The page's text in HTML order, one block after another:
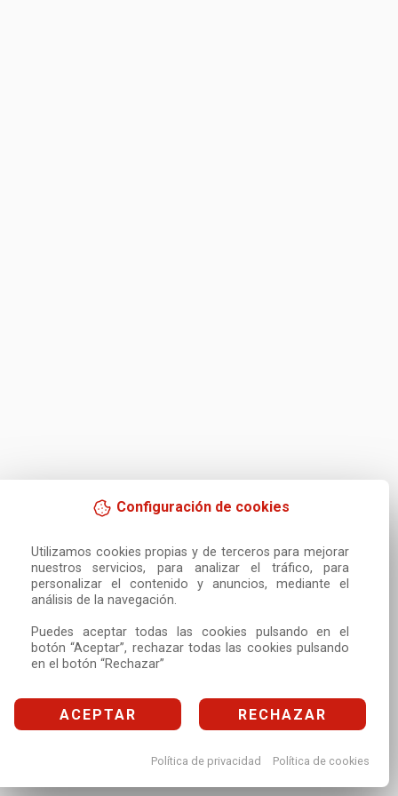
Configuración de cookies
Utilizamos cookies propias y de terceros para mejorar
nuestros servicios, para analizar el tráfico, para
personalizar el contenido y anuncios, mediante el
análisis de la navegación.
Puedes aceptar todas las cookies pulsando en el
botón “Aceptar”, rechazar todas las cookies pulsando
en el botón “Rechazar”
ACEPTAR RECHAZAR
Política de privacidad Política de cookies